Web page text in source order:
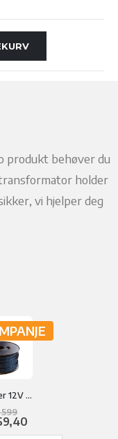
produkt behøver du
holder
vi hjelper deg
50 meter 12V kabel
prisNåværende